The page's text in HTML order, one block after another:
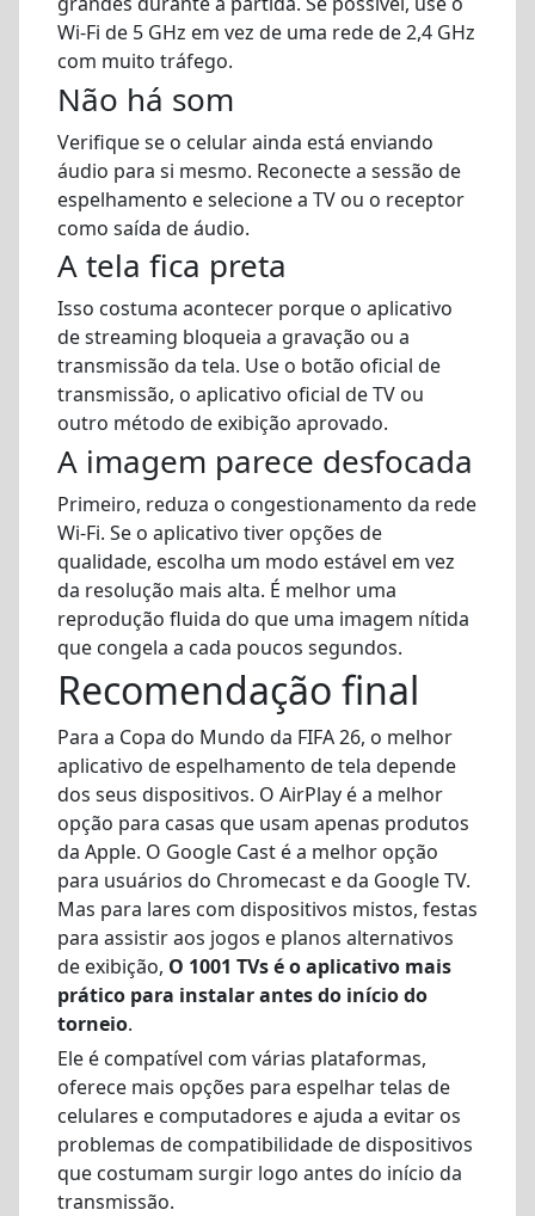
Wi-Fi de 5 GHz em vez de uma rede de 2,4 GHz
com muito tráfego.
Não há som
Verifique se o celular ainda está enviando
áudio para si mesmo. Reconecte a sessão de
espelhamento e selecione a TV ou o receptor
como saída de áudio.
A tela fica preta
Isso costuma acontecer porque o aplicativo
de streaming bloqueia a gravação ou a
transmissão da tela. Use o botão oficial de
transmissão, o aplicativo oficial de TV ou
outro método de exibição aprovado.
A imagem parece desfocada
Primeiro, reduza o congestionamento da rede
Wi-Fi. Se o aplicativo tiver opções de
qualidade, escolha um modo estável em vez
da resolução mais alta. É melhor uma
reprodução fluida do que uma imagem nítida
que congela a cada poucos segundos.
Recomendação final
Para a Copa do Mundo da FIFA 26, o melhor
aplicativo de espelhamento de tela depende
dos seus dispositivos. O AirPlay é a melhor
opção para casas que usam apenas produtos
da Apple. O Google Cast é a melhor opção
para usuários do Chromecast e da Google TV.
Mas para lares com dispositivos mistos, festas
para assistir aos jogos e planos alternativos
de exibição, O 1001 TVs é o aplicativo mais
prático para instalar antes do início do
torneio.
Ele é compatível com várias plataformas,
oferece mais opções para espelhar telas de
celulares e computadores e ajuda a evitar os
problemas de compatibilidade de dispositivos
que costumam surgir logo antes do início da
transmissão.